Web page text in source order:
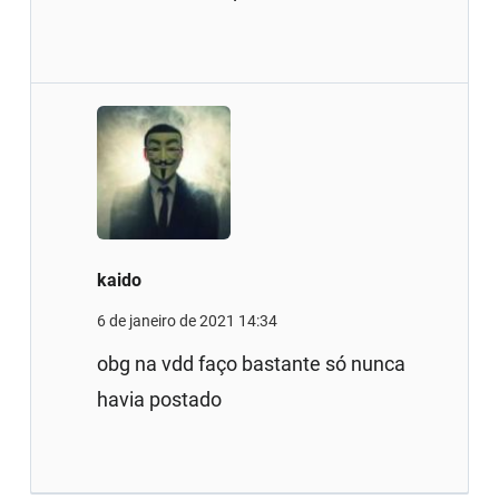
kaido
6 de janeiro de 2021 14:34
obg na vdd faço bastante só nunca
havia postado